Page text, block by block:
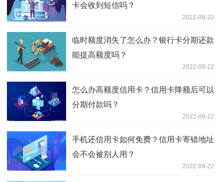
卡会收到短信吗？
2022-09-22
临时额度消失了怎么办？银行卡分期还款
能提高额度吗？
2022-09-22
怎么办高额度信用卡？信用卡降额后可以
分期付款吗？
2022-09-22
手机还信用卡如何免费？信用卡寄错地址
会不会被别人用？
2022-09-22